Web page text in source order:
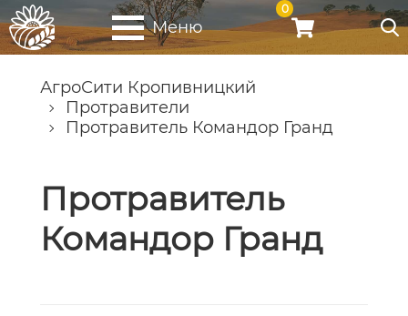
Меню
0
АгроСити Кропивницкий
Протравители
Протравитель Командор Гранд
Протравитель
Командор Гранд